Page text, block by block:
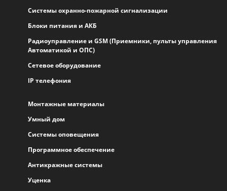
Системы охранно-пожарной сигнализации
Блоки питания и АКБ
Радиоуправление и GSM (Приемники, пульты управления
Автоматикой и ОПС)
Сетевое оборудование
IP телефония
Монтажные материалы
Умный дом
Системы оповещения
Программное обеспечение
Антикражные системы
Уценка